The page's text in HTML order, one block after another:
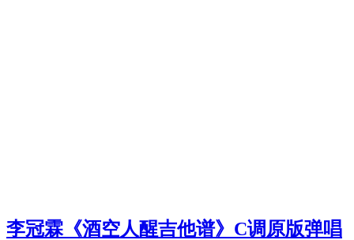
李冠霖《酒空人醒吉他谱》C调原版弹唱